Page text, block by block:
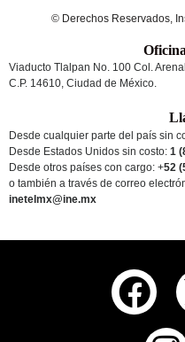
© Derechos Reservados,
Viaducto Tlalpan No. 100 Col.
C.P. 14610, Ciudad de México.
Desde cualquier parte del país sin
Desde Estados Unidos sin costo: 1
Desde otros países con cargo: +52
o también a través de correo
inetelmx@ine.mx